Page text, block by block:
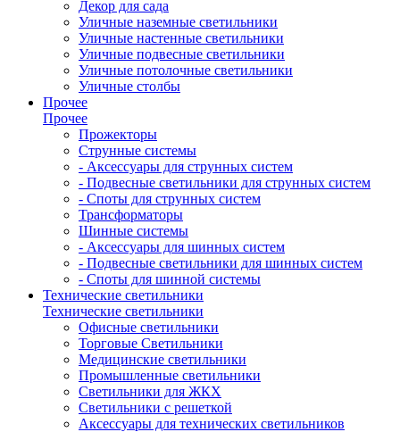
Декор для сада
Уличные наземные светильники
Уличные настенные светильники
Уличные подвесные светильники
Уличные потолочные светильники
Уличные столбы
Прочее
Прочее
Прожекторы
Струнные системы
- Аксессуары для струнных систем
- Подвесные светильники для струнных систем
- Споты для струнных систем
Трансформаторы
Шинные системы
- Аксессуары для шинных систем
- Подвесные светильники для шинных систем
- Споты для шинной системы
Технические светильники
Технические светильники
Офисные светильники
Торговые Светильники
Медицинские светильники
Промышленные светильники
Светильники для ЖКХ
Светильники с решеткой
Аксессуары для технических светильников